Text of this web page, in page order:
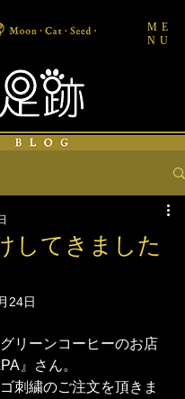
ME
NU
してきました
24日
リーンコーヒーのお店
』さん。
刺繍のご注文を頂きま